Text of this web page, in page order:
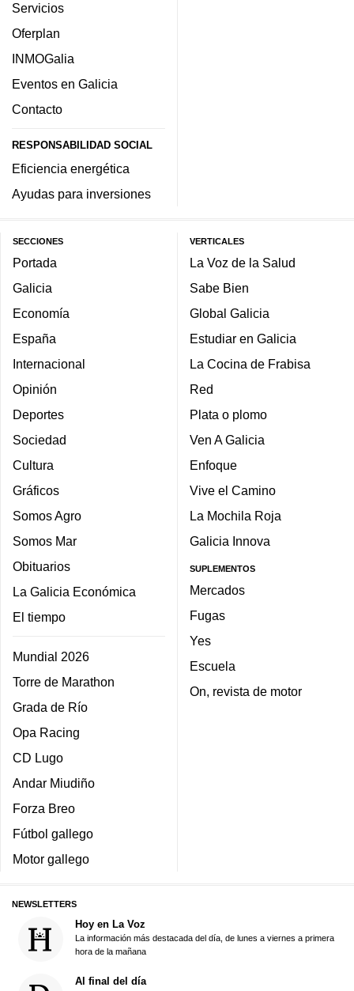
Servicios
Oferplan
INMOGalia
Eventos en Galicia
Contacto
RESPONSABILIDAD SOCIAL
Eficiencia energética
Ayudas para inversiones
SECCIONES
Portada
Galicia
Economía
España
Internacional
Opinión
Deportes
Sociedad
Cultura
Gráficos
Somos Agro
Somos Mar
Obituarios
La Galicia Económica
El tiempo
Mundial 2026
Torre de Marathon
Grada de Río
Opa Racing
CD Lugo
Andar Miudiño
Forza Breo
Fútbol gallego
Motor gallego
VERTICALES
La Voz de la Salud
Sabe Bien
Global Galicia
Estudiar en Galicia
La Cocina de Frabisa
Red
Plata o plomo
Ven A Galicia
Enfoque
Vive el Camino
La Mochila Roja
Galicia Innova
SUPLEMENTOS
Mercados
Fugas
Yes
Escuela
On, revista de motor
NEWSLETTERS
Hoy en La Voz
La información más destacada del día, de lunes a viernes a primera
hora de la mañana
Al final del día